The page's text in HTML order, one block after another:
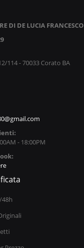
DI DE LUCIA FRANCESCO
114 - 70033 Corato BA
- 18:00PM
48h